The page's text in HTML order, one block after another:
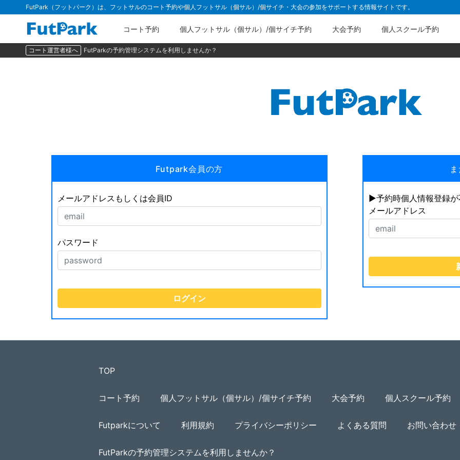
FutPark（フットパーク）は、フットサルのコート予約や個人フットサル（個サル）/個サイチ・大会の参加をサポートする情報サイトです。
コート予約 個人フットサル（個サル）/個サイチ予約 大会予約 個人スクール予約
コート運営者様へ FutParkの予約管理システムを利用しませんか？
Futpark会員の方
メールアドレスもしくは会員ID
パスワード
▶︎予約時個人情報登録
メールアドレス
TOP
コート予約 個人フットサル（個サル）/個サイチ予約 大会予約 個人スクール予約
Futparkについて 利用規約 プライバシーポリシー よくある質問 お問い合わせ
FutParkの予約管理システムを利用しませんか？